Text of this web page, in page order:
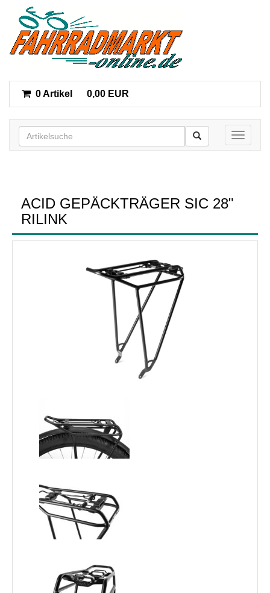
0 Artikel 0,00 EUR
Toggle
ACID GEPÄCKTRÄGER SIC 28"
RILINK